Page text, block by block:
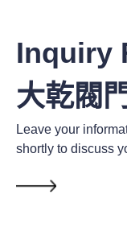
Inquiry
大乾閥門
Leave your
shortly to discuss